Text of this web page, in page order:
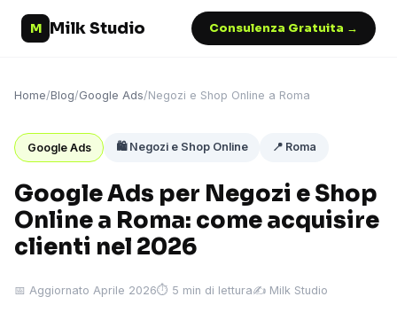
M Milk Studio Consulenza Gratuita →
Home/Blog/Google Ads/Negozi e Shop Online a Roma
Google Ads 🛍️ Negozi e Shop Online 📍 Roma
Google Ads per Negozi e Shop
Online a Roma: come acquisire
clienti nel 2026
📅 Aggiornato Aprile 2026⏱ 5 min di lettura✍️ Milk Studio